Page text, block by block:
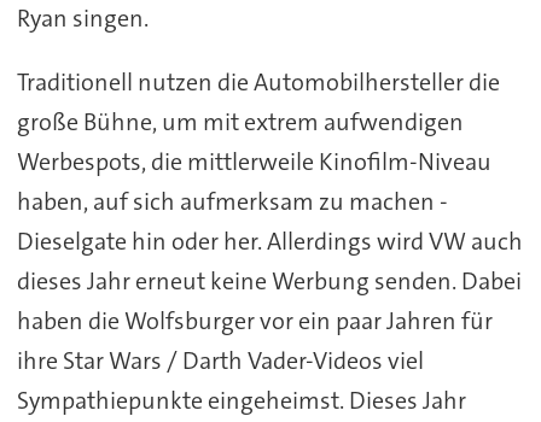
Ryan singen.
Traditionell nutzen die Automobilhersteller die
große Bühne, um mit extrem aufwendigen
Werbespots, die mittlerweile Kinofilm-Niveau
haben, auf sich aufmerksam zu machen -
Dieselgate hin oder her. Allerdings wird VW auch
dieses Jahr erneut keine Werbung senden. Dabei
haben die Wolfsburger vor ein paar Jahren für
ihre Star Wars / Darth Vader-Videos viel
Sympathiepunkte eingeheimst. Dieses Jahr